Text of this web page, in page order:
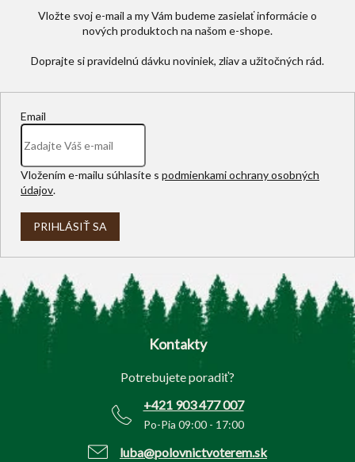
Vložte svoj e-mail a my Vám budeme zasielať informácie o
nových produktoch na našom e-shope.
Email
Vložením e-mailu súhlasíte s podmienkami ochrany osobných
údajov.
PRIHLÁSIŤ SA
Z
Kontakty
Potrebujete poradiť?
+421 903 477 007
Po-Pia 09:00 - 17:00
luba@polovnictvoterem.sk